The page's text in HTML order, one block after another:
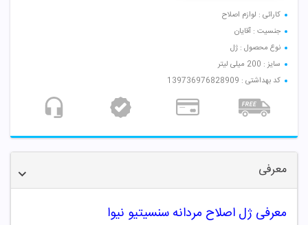
کارائی : لوازم اصلاح
جنسیت : آقایان
نوع محصول : ژل
سایز : 200 میلی لیتر
کد بهداشتی : 139736976828909
معرفی
معرفی ژل اصلاح مردانه سنسیتیو نیوا